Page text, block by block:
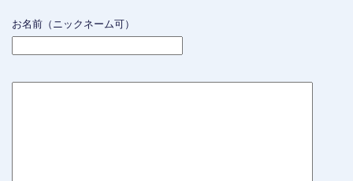
お名前（ニックネーム可）